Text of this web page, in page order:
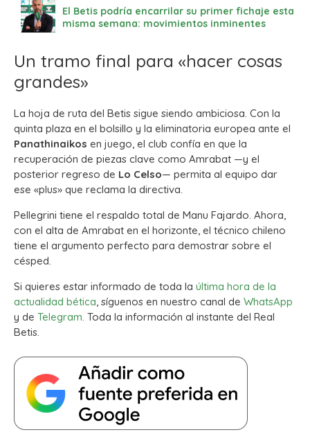
El Betis podría encarrilar su primer fichaje esta
misma semana: movimientos inminentes
Un tramo final para «hacer cosas
grandes»
La hoja de ruta del Betis sigue siendo ambiciosa. Con la
quinta plaza en el bolsillo y la eliminatoria europea ante el
Panathinaikos en juego, el club confía en que la
recuperación de piezas clave como Amrabat —y el
posterior regreso de Lo Celso— permita al equipo dar
ese «plus» que reclama la directiva.
Pellegrini tiene el respaldo total de Manu Fajardo. Ahora,
con el alta de Amrabat en el horizonte, el técnico chileno
tiene el argumento perfecto para demostrar sobre el
césped.
Si quieres estar informado de toda la última hora de la
actualidad bética, síguenos en nuestro canal de WhatsApp
y de Telegram. Toda la información al instante del Real
Betis.